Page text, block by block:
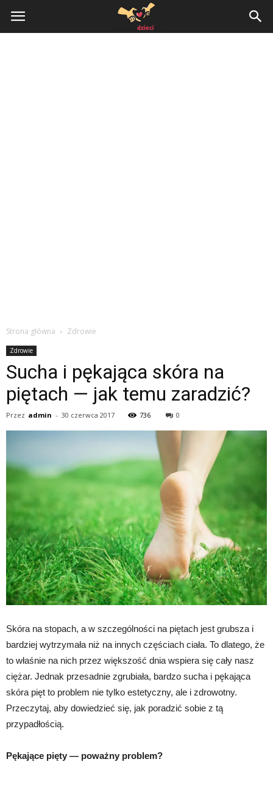
KochamyDzieci.pl
Strona główna Zdrowie
Zdrowie
Sucha i pękająca skóra na
piętach — jak temu zaradzić?
Przez admin - 30 czerwca 2017 736 0
Skóra na stopach, a w szczególności na piętach jest grubsza i
bardziej wytrzymała niż na innych częściach ciała. To dlatego, że
to właśnie na nich przez większość dnia wspiera się cały nasz
ciężar. Jednak przesadnie zgrubiała, bardzo sucha i pękająca
skóra pięt to problem nie tylko estetyczny, ale i zdrowotny.
Przeczytaj, aby dowiedzieć się, jak poradzić sobie z tą
przypadłością.
Pękające pięty — poważny problem?